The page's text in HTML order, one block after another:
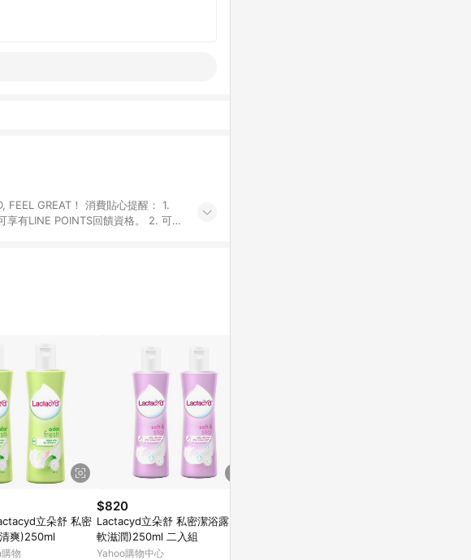
FEEL GREAT！ 消費貼心提醒： 1.
有LINE POINTS回饋資格。 2. 可同
，並由屈臣氏進行訂單資格確認。 6.
立朵舒 私密
爽)250ml
物
$820
Lactacyd立朵舒 私密潔浴露(柔
軟滋潤)250ml 二入組
Yahoo購物中心